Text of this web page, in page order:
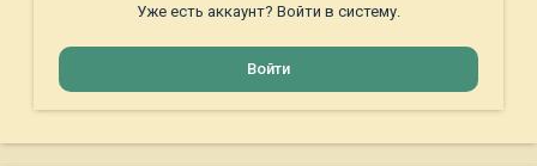
Уже есть аккаунт? Войти в систему.
Войти